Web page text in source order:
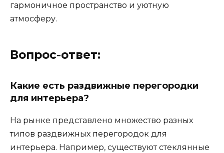
гармоничное пространство и уютную
атмосферу.
Вопрос-ответ:
Какие есть раздвижные перегородки
для интерьера?
На рынке представлено множество разных
типов раздвижных перегородок для
интерьера. Например, существуют стеклянные